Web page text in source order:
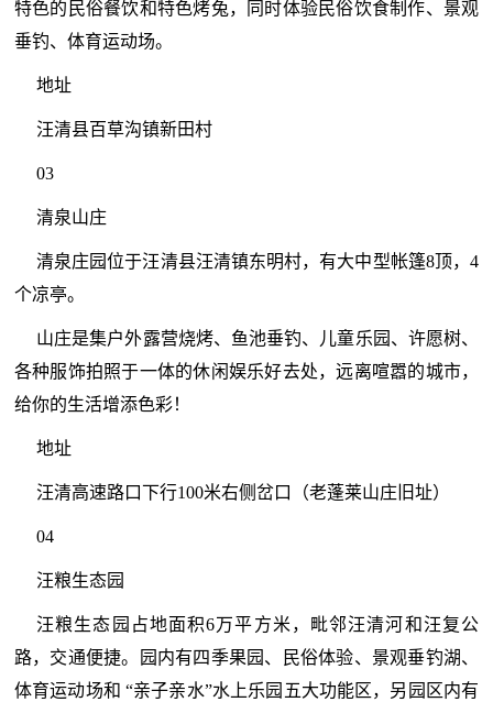
特色的民俗餐饮和特色烤兔，同时体验民俗饮食制作、景观
垂钓、体育运动场。
地址
汪清县百草沟镇新田村
03
清泉山庄
清泉庄园位于汪清县汪清镇东明村，有大中型帐篷8顶，4
个凉亭。
山庄是集户外露营烧烤、鱼池垂钓、儿童乐园、许愿树、
各种服饰拍照于一体的休闲娱乐好去处，远离喧嚣的城市，
给你的生活增添色彩！
地址
汪清高速路口下行100米右侧岔口（老蓬莱山庄旧址）
04
汪粮生态园
汪粮生态园占地面积6万平方米，毗邻汪清河和汪复公
路，交通便捷。园内有四季果园、民俗体验、景观垂钓湖、
体育运动场和 “亲子亲水”水上乐园五大功能区，另园区内有